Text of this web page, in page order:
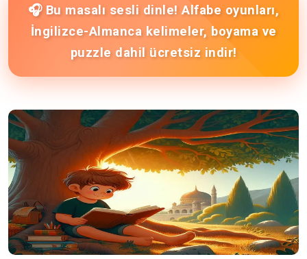
🎧 Bu masalı sesli dinle! Alfabe oyunları,
İngilizce-Almanca kelimeler, boyama ve
puzzle dahil ücretsiz indir!